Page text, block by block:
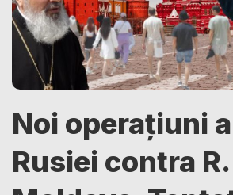
Noi operațiuni
Rusiei contra R.